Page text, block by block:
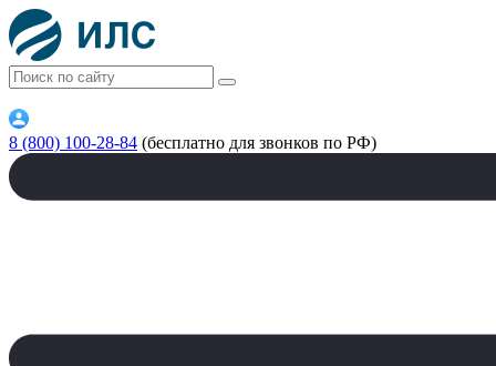
8 (800) 100-28-84 (бесплатно для звонков по РФ)